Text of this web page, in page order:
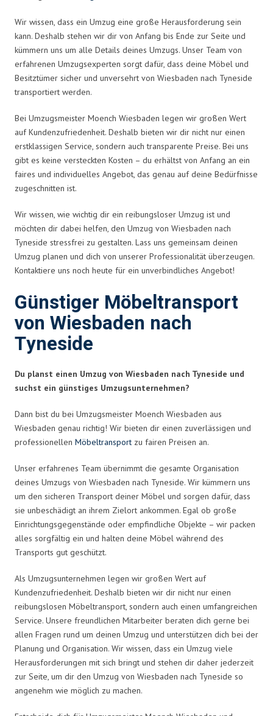
Wir wissen, dass ein Umzug eine große Herausforderung sein
kann. Deshalb stehen wir dir von Anfang bis Ende zur Seite und
kümmern uns um alle Details deines Umzugs. Unser Team von
erfahrenen Umzugsexperten sorgt dafür, dass deine Möbel und
Besitztümer sicher und unversehrt von Wiesbaden nach Tyneside
transportiert werden.
Bei Umzugsmeister Moench Wiesbaden legen wir großen Wert
auf Kundenzufriedenheit. Deshalb bieten wir dir nicht nur einen
erstklassigen Service, sondern auch transparente Preise. Bei uns
gibt es keine versteckten Kosten – du erhältst von Anfang an ein
faires und individuelles Angebot, das genau auf deine Bedürfnisse
zugeschnitten ist.
Wir wissen, wie wichtig dir ein reibungsloser Umzug ist und
möchten dir dabei helfen, den Umzug von Wiesbaden nach
Tyneside stressfrei zu gestalten. Lass uns gemeinsam deinen
Umzug planen und dich von unserer Professionalität überzeugen.
Kontaktiere uns noch heute für ein unverbindliches Angebot!
Günstiger Möbeltransport
von Wiesbaden nach
Tyneside
Du planst einen Umzug von Wiesbaden nach Tyneside und
suchst ein günstiges Umzugsunternehmen?
Dann bist du bei Umzugsmeister Moench Wiesbaden aus
Wiesbaden genau richtig! Wir bieten dir einen zuverlässigen und
professionellen Möbeltransport zu fairen Preisen an.
Unser erfahrenes Team übernimmt die gesamte Organisation
deines Umzugs von Wiesbaden nach Tyneside. Wir kümmern uns
um den sicheren Transport deiner Möbel und sorgen dafür, dass
sie unbeschädigt an ihrem Zielort ankommen. Egal ob große
Einrichtungsgegenstände oder empfindliche Objekte – wir packen
alles sorgfältig ein und halten deine Möbel während des
Transports gut geschützt.
Als Umzugsunternehmen legen wir großen Wert auf
Kundenzufriedenheit. Deshalb bieten wir dir nicht nur einen
reibungslosen Möbeltransport, sondern auch einen umfangreichen
Service. Unsere freundlichen Mitarbeiter beraten dich gerne bei
allen Fragen rund um deinen Umzug und unterstützen dich bei der
Planung und Organisation. Wir wissen, dass ein Umzug viele
Herausforderungen mit sich bringt und stehen dir daher jederzeit
zur Seite, um dir den Umzug von Wiesbaden nach Tyneside so
angenehm wie möglich zu machen.